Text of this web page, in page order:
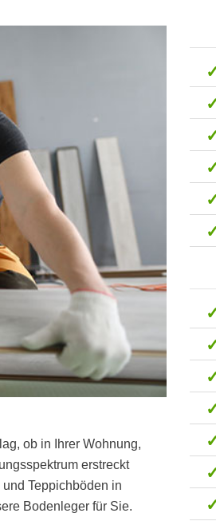
ob in Ihrer Wohnung,
erstreckt
Teppichböden in
Bodenleger für Sie.